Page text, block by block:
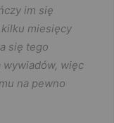
im się
miesięcy
się tego
więc
na pewno